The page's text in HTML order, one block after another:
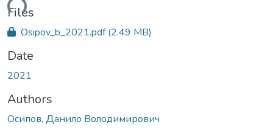
Files
Osipov_b_2021.pdf(2.49 MB)
Date
2021
Authors
Осипов, Данило Володимирович